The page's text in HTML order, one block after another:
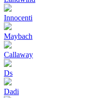
Innocenti
Maybach
Callaway
Ds
Dadi